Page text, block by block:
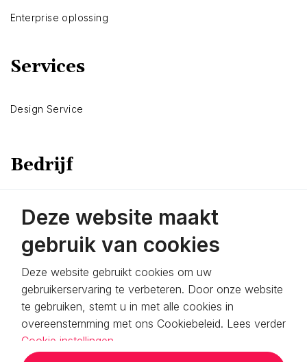
Enterprise oplossing
Services
Design Service
Bedrijf
Over Ons
Contact opnemen
Blog
Algemene Voorwaarden
Deze website maakt
gebruik van cookies
Deze website gebruikt cookies om uw
gebruikerservaring te verbeteren. Door onze website
te gebruiken, stemt u in met alle cookies in
overeenstemming met ons Cookiebeleid. Lees verder
Cookie instellingen